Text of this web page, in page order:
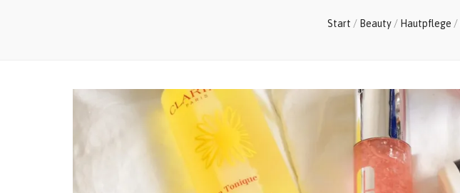
Start / Beauty / Hautpflege /